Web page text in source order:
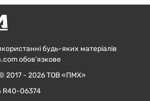
будь-яких матеріалів
обов'язкове
© 2017 - 2026 ТОВ «ПМХ»
R40-06374